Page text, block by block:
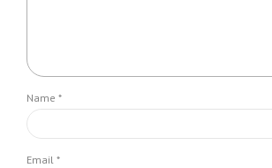
Name *
Email *